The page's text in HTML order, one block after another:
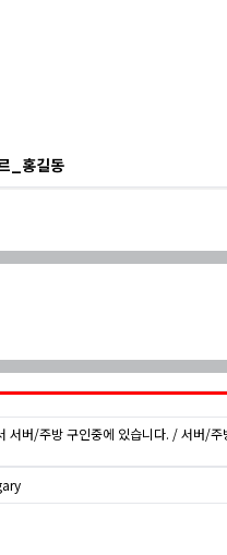
_홍길동
버/주방 구인중에 있습니다. / 서버/